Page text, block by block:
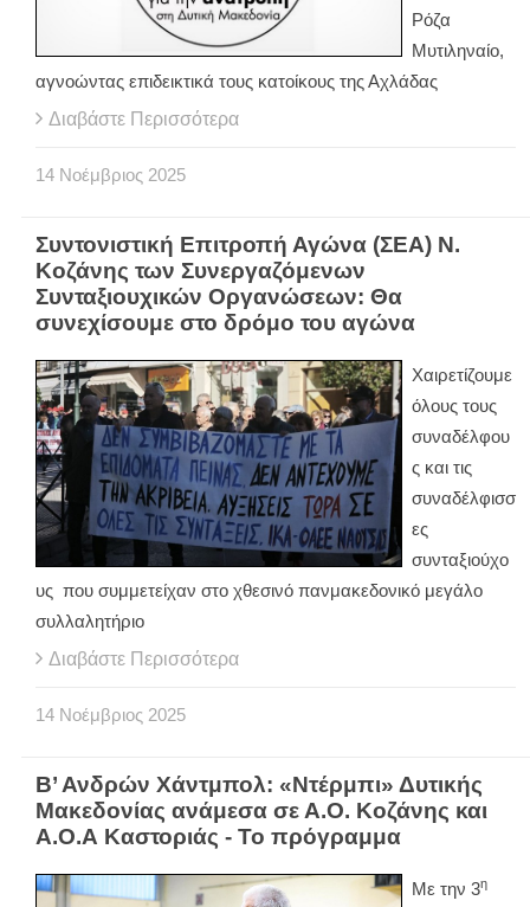
Ρόζα
Μυτιληναίο,
αγνοώντας επιδεικτικά τους κατοίκους της Αχλάδας
Διαβάστε Περισσότερα
14 Νοέμβριος 2025
Συντονιστική Επιτροπή Αγώνα (ΣΕΑ) Ν.
Κοζάνης των Συνεργαζόμενων
Συνταξιουχικών Οργανώσεων: Θα
συνεχίσουμε στο δρόμο του αγώνα
Χαιρετίζουμε
όλους τους
συναδέλφου
ς και τις
συναδέλφισσ
ες
συνταξιούχο
υς που συμμετείχαν στο χθεσινό πανμακεδονικό μεγάλο
συλλαλητήριο
Διαβάστε Περισσότερα
14 Νοέμβριος 2025
Β’ Ανδρών Χάντμπολ: «Ντέρμπι» Δυτικής
Μακεδονίας ανάμεσα σε Α.Ο. Κοζάνης και
Α.Ο.Α Καστοριάς - Το πρόγραμμα
Με την 3η